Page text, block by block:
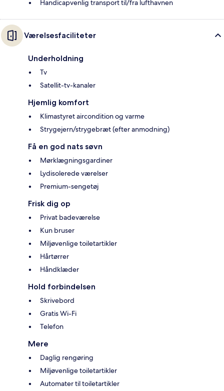
Handicapvenlig transport til/fra lufthavnen
Værelsesfaciliteter
Underholdning
Tv
Satellit-tv-kanaler
Hjemlig komfort
Klimastyret aircondition og varme
Strygejern/strygebræt (efter anmodning)
Få en god nats søvn
Mørklægningsgardiner
Lydisolerede værelser
Premium-sengetøj
Frisk dig op
Privat badeværelse
Kun bruser
Miljøvenlige toiletartikler
Hårtørrer
Håndklæder
Hold forbindelsen
Skrivebord
Gratis Wi-Fi
Telefon
Mere
Daglig rengøring
Miljøvenlige toiletartikler
Automater til toiletartikler